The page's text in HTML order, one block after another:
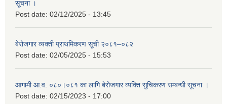
सूचना ।
Post date: 02/12/2025 - 13:45
बेरोजगार व्यक्ती प्राथमिकरण सूची २०८१–०८२
Post date: 02/05/2025 - 15:53
आगामी आ.व. ०८०।०८१ का लागि बेरोजगार व्यक्ति सुचिकरण सम्बन्धी सूचना ।
Post date: 02/15/2023 - 17:00